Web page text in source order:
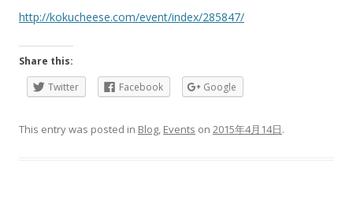
http://kokucheese.com/event/index/285847/
Share this:
Twitter
Facebook Google
This entry was posted in Blog, Events on 2015年4月14日.